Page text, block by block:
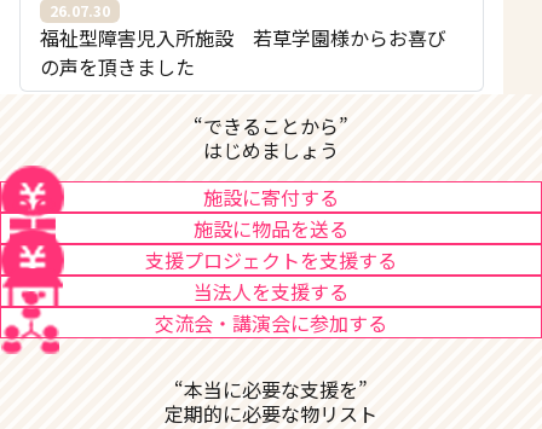
26.07.30
福祉型障害児入所施設 若草学園様からお喜び
の声を頂きました
“できることから”
はじめましょう
施設に寄付する
施設に物品を送る
支援プロジェクトを支援する
当法人を支援する
交流会・講演会に参加する
“本当に必要な支援を”
定期的に必要な物リスト